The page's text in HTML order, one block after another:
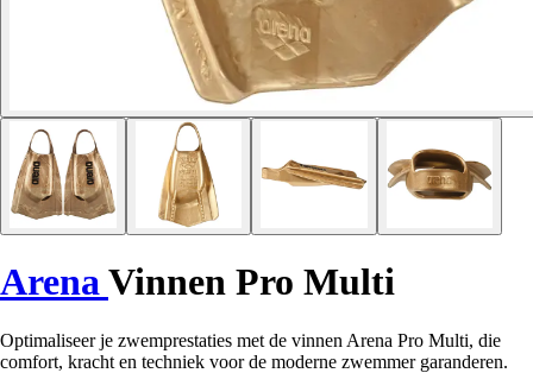
ArenaVinnen Pro Multi
Optimaliseer je zwemprestaties met de vinnen Arena Pro Multi, die
comfort, kracht en techniek voor de moderne zwemmer garanderen.